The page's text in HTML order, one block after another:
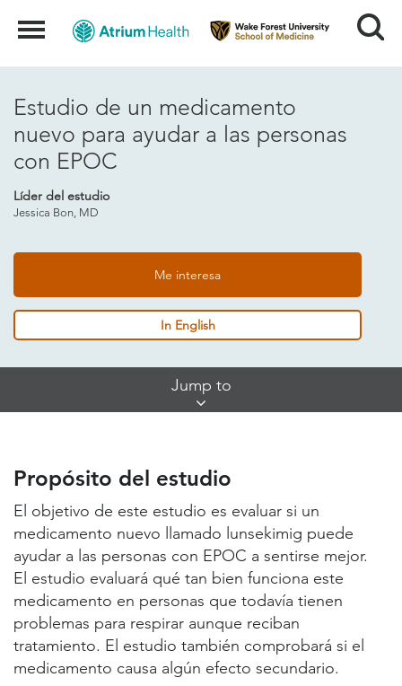
Menu Search
Estudio de un medicamento
nuevo para ayudar a las personas
con EPOC
Líder del estudio
Jessica Bon, MD
Me interesa
In English
Jump to
Lugares de estudio y contactos
Información útil
Propósito del estudio
El objetivo de este estudio es evaluar si un
medicamento nuevo llamado lunsekimig puede
ayudar a las personas con EPOC a sentirse mejor.
El estudio evaluará qué tan bien funciona este
medicamento en personas que todavía tienen
problemas para respirar aunque reciban
tratamiento. El estudio también comprobará si el
medicamento causa algún efecto secundario.